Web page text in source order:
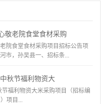
敬老院食堂食材采购
院食堂食材采购项目招标公告项
市，孙吴县一、招标条...
秋节福利物资大
福利物资大米采购项目（招标编
项目...